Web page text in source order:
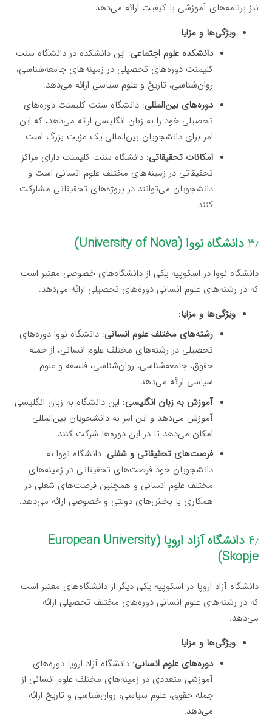
نیز برنامه‌های آموزشی با کیفیت ارائه می‌دهد.
ویژگی‌ها و مزایا:
دانشکده علوم اجتماعی: این دانشکده در دانشگاه سنت
کلیمنت دوره‌های تحصیلی در زمینه‌های جامعه‌شناسی،
روان‌شناسی، تاریخ و علوم سیاسی ارائه می‌دهد.
دوره‌های بین‌المللی: دانشگاه سنت کلیمنت دوره‌های
تحصیلی خود را به زبان انگلیسی ارائه می‌دهد، که این
امر برای دانشجویان بین‌المللی یک مزیت بزرگ است.
امکانات تحقیقاتی: دانشگاه سنت کلیمنت دارای مراکز
تحقیقاتی در زمینه‌های مختلف علوم انسانی است و
دانشجویان می‌توانند در پروژه‌های تحقیقاتی مشارکت
کنند.
۳٫ دانشگاه نووا (University of Nova)
دانشگاه نووا در اسکوپیه یکی از دانشگاه‌های خصوصی معتبر است
که در رشته‌های علوم انسانی دوره‌های تحصیلی ارائه می‌دهد.
ویژگی‌ها و مزایا:
رشته‌های مختلف علوم انسانی: دانشگاه نووا دوره‌های
تحصیلی در رشته‌های مختلف علوم انسانی، از جمله
حقوق، جامعه‌شناسی، روان‌شناسی، فلسفه و علوم
سیاسی ارائه می‌دهد.
آموزش به زبان انگلیسی: این دانشگاه به زبان انگلیسی
آموزش می‌دهد و این امر به دانشجویان بین‌المللی
امکان می‌دهد تا در این دوره‌ها شرکت کنند.
فرصت‌های تحقیقاتی و شغلی: دانشگاه نووا به
دانشجویان خود فرصت‌های تحقیقاتی در زمینه‌های
مختلف علوم انسانی و همچنین فرصت‌های شغلی در
همکاری با بخش‌های دولتی و خصوصی ارائه می‌دهد.
۴٫
دانشگاه آزاد اروپا (European University
Skopje)
دانشگاه آزاد اروپا در اسکوپیه یکی دیگر از دانشگاه‌های معتبر است
که در رشته‌های علوم انسانی دوره‌های مختلف تحصیلی ارائه
می‌دهد.
ویژگی‌ها و مزایا:
دوره‌های علوم انسانی: دانشگاه آزاد اروپا دوره‌های
آموزشی متعددی در زمینه‌های مختلف علوم انسانی از
جمله حقوق، علوم سیاسی، روان‌شناسی و تاریخ ارائه
می‌دهد.